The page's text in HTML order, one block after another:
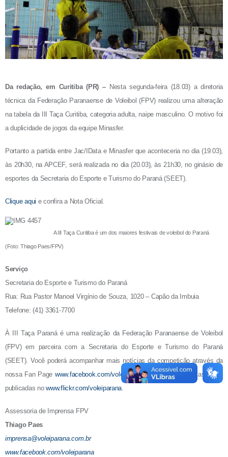
Da redação, em Curitiba (PR) –Nesta segunda-feira (18.03) a diretoria
técnica da Federação Paranaense de Voleibol (FPV) realizou uma alteração
na tabela da III Taça Curitiba, categoria adulta, naipe masculino. O motivo foi
a duplicidade de jogos da equipe Minasfer.
Portanto a partida entre Jac/IData e Minasfer que aconteceria no dia (19.03),
às 20h30, na APCEF, será realizada no dia (20.03), às 21h30, no ginásio de
esportes da Secretaria do Esporte e Turismo do Paraná (SEET).
Clique aqui e confira a Nota Oficial.
A III Taça Curitiba é um dos maiores festivais de voleibol do Paraná
(Foto: Thiago Paes/FPV)
Serviço
Secretaria do Esporte e Turismo do Paraná
Rua: Rua Pastor Manoel Virgínio de Souza, 1020 – Capão da Imbuia
Telefone: (41) 3361-7700
À III Taça Paraná é uma realização da Federação Paranaense de Voleibol
(FPV) em parceira com a Secretaria do Esporte e Turismo do Paraná
(SEET).Você poderá acompanhar mais notícias da competição através da
nossa Fan Page www.facebook.com/voleiparanae fotos das disputas serão
publicadas nowww.flickr.com/voleiparana.
Assessoria de Imprensa FPV
Thiago Paes
imprensa@voleiparana.com.br
www.facebook.com/voleiparana